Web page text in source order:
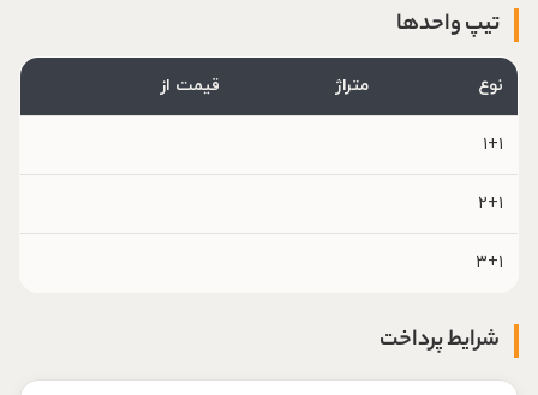
تیپ واحدها
نوع متراژ قیمت از
۱+۱
۲+۱
۳+۱
شرایط پرداخت